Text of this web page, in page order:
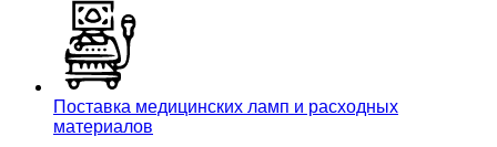
Поставка медицинских ламп и расходных
материалов